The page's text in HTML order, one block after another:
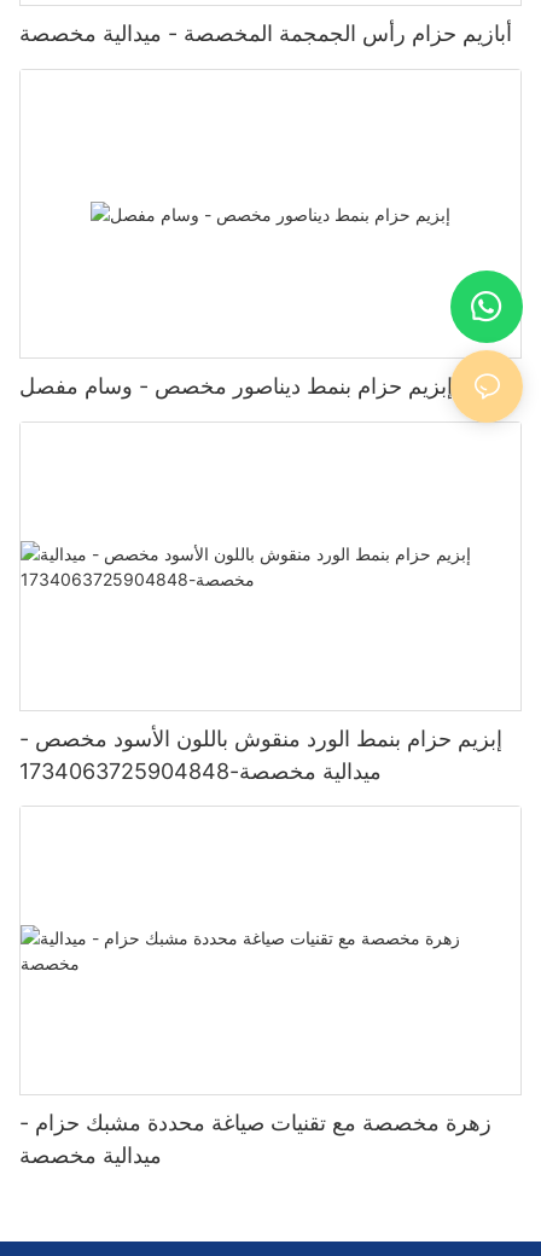
أبازيم حزام رأس الجمجمة المخصصة - ميدالية مخصصة
إبزيم حزام بنمط ديناصور مخصص - وسام مفصل
إبزيم حزام بنمط الورد منقوش باللون الأسود مخصص -
ميدالية مخصصة-1734063725904848
زهرة مخصصة مع تقنيات صياغة محددة مشبك حزام -
ميدالية مخصصة